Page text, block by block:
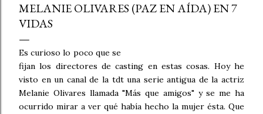
MELANIE OLIVARES (PAZ EN AÍDA) EN 7
VIDAS
Es curioso lo poco que se
fijan los directores de casting en estas cosas. Hoy he
visto en un canal de la tdt una serie antigua de la actriz
Melanie Olivares llamada "Más que amigos" y se me ha
ocurrido mirar a ver qué había hecho la mujer ésta. Que